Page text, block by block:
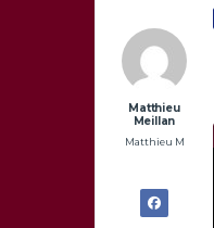
Matthieu
Meillan
Matthieu M